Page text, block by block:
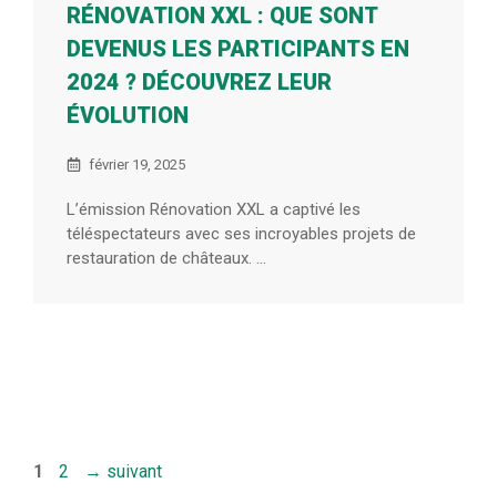
RÉNOVATION XXL : QUE SONT
DEVENUS LES PARTICIPANTS EN
2024 ? DÉCOUVREZ LEUR
ÉVOLUTION
février 19, 2025
L’émission Rénovation XXL a captivé les
téléspectateurs avec ses incroyables projets de
restauration de châteaux. ...
Page
1 Page
2 → suivant